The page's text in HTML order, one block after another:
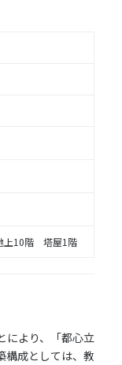
上10階 塔屋1階
により、「都心立
構成としては、教